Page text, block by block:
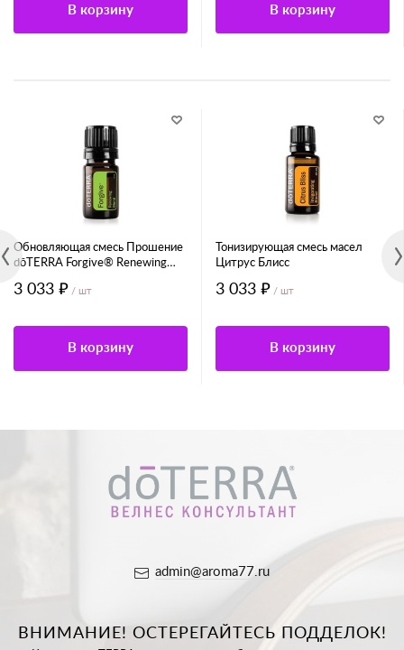
В корзину В корзину
Обновляющая смесь Прошение
dōTERRA Forgive® Renewing
3 033 ₽ / шт
В корзину
Тонизирующая смесь масел
Цитрус Блисс
3 033 ₽ / шт
В корзину
admin@aroma77.ru
ВНИМАНИЕ! ОСТЕРЕГАЙТЕСЬ ПОДДЕЛОК!